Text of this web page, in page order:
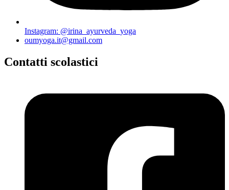
Instagram: @irina_ayurveda_yoga
oumyoga.it@gmail.com
Contatti scolastici​